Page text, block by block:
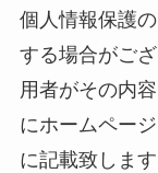
個人情報保護
する場合がご
用者がその内
にホームペー
に記載致します